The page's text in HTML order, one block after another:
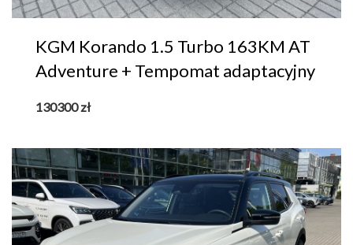
KGM Korando 1.5 Turbo 163KM AT
Adventure + Tempomat adaptacyjny
130300zł